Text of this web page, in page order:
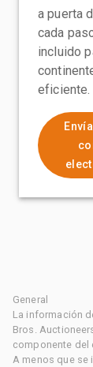
a puerta
cada
incluido
eficiente.
General
La información
Bros.
componente del
A menos que se